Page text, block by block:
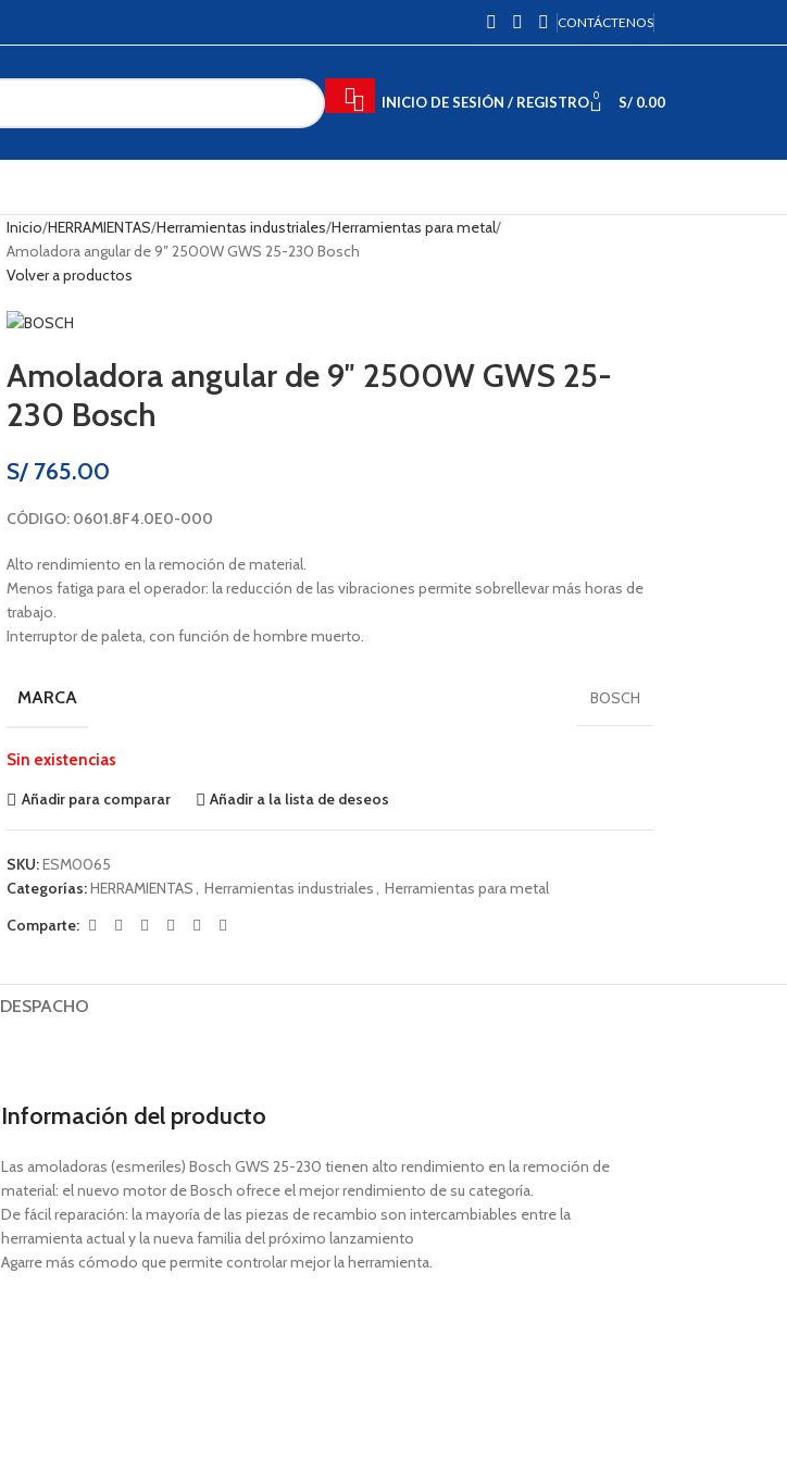
CONTÁCTENOS
INICIO DE SESIÓN / REGISTRO 0 S/ 0.00
Inicio HERRAMIENTAS Herramientas industriales Herramientas para metal
Amoladora angular de 9″ 2500W GWS 25-230 Bosch
Volver a productos
Amoladora angular de 9″ 2500W GWS 25-
230 Bosch
S/765.00
CÓDIGO: 0601.8F4.0E0-000
Alto rendimiento en la remoción de material.
Menos fatiga para el operador: la reducción de las vibraciones permite sobrellevar más horas de
trabajo.
Interruptor de paleta, con función de hombre muerto.
MARCA BOSCH
Sin existencias
Añadir para comparar Añadir a la lista de deseos
SKU:ESM0065
Categorías:HERRAMIENTAS Herramientas industriales
Herramientas para metal
Comparte:
DESPACHO
Información del producto
Las amoladoras (esmeriles) Bosch GWS 25-230 tienen alto rendimiento en la remoción de
material: el nuevo motor de Bosch ofrece el mejor rendimiento de su categoría.
De fácil reparación: la mayoría de las piezas de recambio son intercambiables entre la
herramienta actual y la nueva familia del próximo lanzamiento
Agarre más cómodo que permite controlar mejor la herramienta.